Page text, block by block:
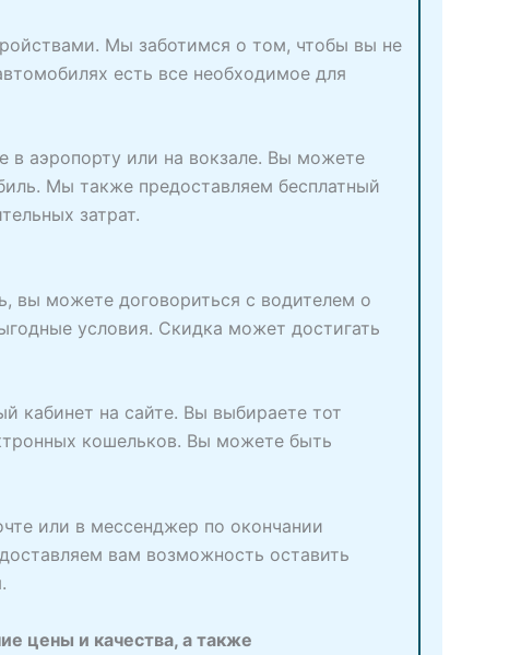
Мы заботимся о том, чтобы вы не
есть все необходимое для
в аэропорту или на вокзале. Вы можете
Мы также предоставляем бесплатный
затрат.
вы можете договориться с водителем о
условия. Скидка может достигать
кабинет на сайте. Вы выбираете тот
кошельков. Вы можете быть
или в мессенджер по окончании
вам возможность оставить
цены и качества, а также